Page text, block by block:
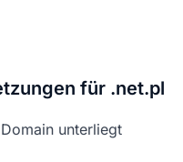
für .net.pl
unterliegt